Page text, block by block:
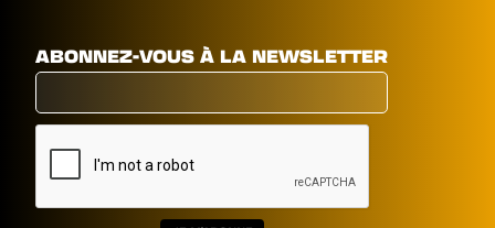
ABONNEZ-VOUS À LA NEWSLETTER